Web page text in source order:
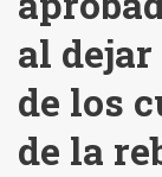
al
de los
de la